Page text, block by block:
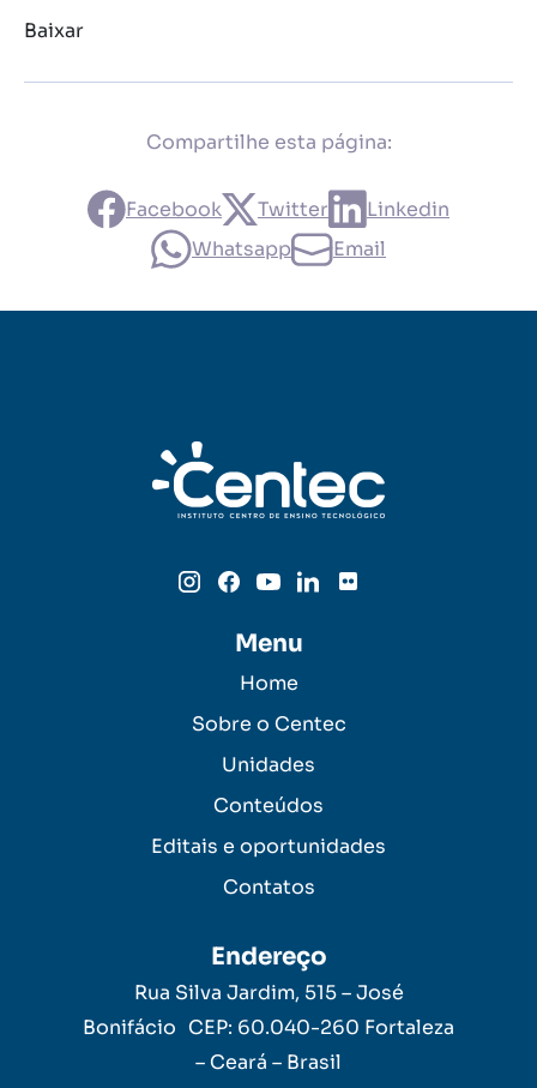
Baixar
Compartilhe esta página:
Facebook Twitter
Linkedin
Whatsapp
Email
Menu
Home
Sobre o Centec
Unidades
Conteúdos
Editais e oportunidades
Contatos
Endereço
Rua Silva Jardim, 515 – José
Bonifácio CEP: 60.040-260 Fortaleza
– Ceará – Brasil